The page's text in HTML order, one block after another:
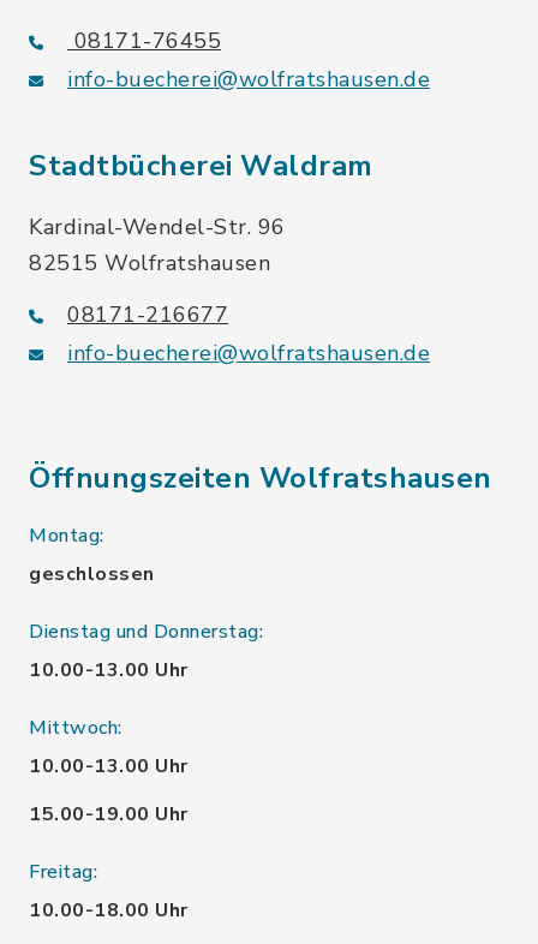
08171-76455
info-buecherei@wolfratshausen.de
Stadtbücherei Waldram
Kardinal-Wendel-Str. 96
82515 Wolfratshausen
08171-216677
info-buecherei@wolfratshausen.de
Öffnungszeiten Wolfratshausen
Montag:
geschlossen
Dienstag und Donnerstag:
10.00-13.00 Uhr
Mittwoch:
10.00-13.00 Uhr
15.00-19.00 Uhr
Freitag:
10.00-18.00 Uhr